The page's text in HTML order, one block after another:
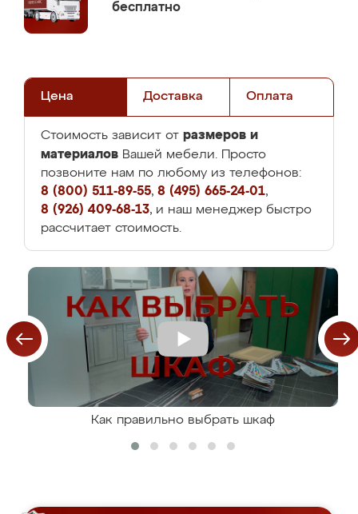
бесплатно
Цена Доставка Оплата
Стоимость зависит от размеров и
материалов Вашей мебели. Просто
позвоните нам по любому из телефонов:
8 (800) 511-89-55, 8 (495) 665-24-01,
8 (926) 409-68-13, и наш менеджер быстро
рассчитает стоимость.
Как правильно выбрать шкаф